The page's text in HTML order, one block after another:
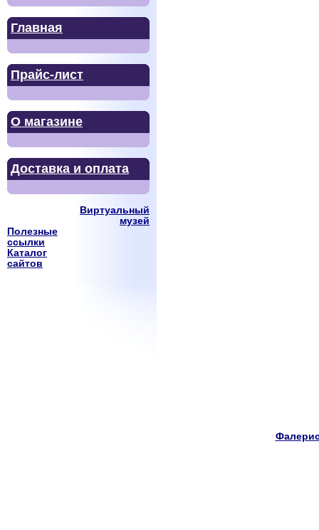
Главная
Прайс-лист
О магазине
Доставка и оплата
Виртуальный
музей
Полезные
ссылки
Каталог
сайтов